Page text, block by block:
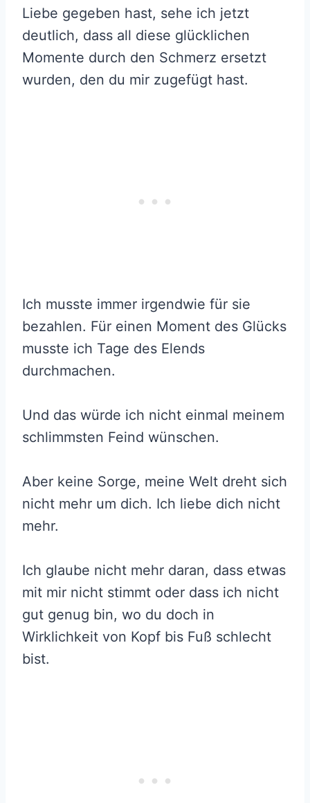
Liebe gegeben hast, sehe ich jetzt
deutlich, dass all diese glücklichen
Momente durch den Schmerz ersetzt
wurden, den du mir zugefügt hast.
Ich musste immer irgendwie für sie
bezahlen. Für einen Moment des Glücks
musste ich Tage des Elends
durchmachen.
Und das würde ich nicht einmal meinem
schlimmsten Feind wünschen.
Aber keine Sorge, meine Welt dreht sich
nicht mehr um dich. Ich liebe dich nicht
mehr.
Ich glaube nicht mehr daran, dass etwas
mit mir nicht stimmt oder dass ich nicht
gut genug bin, wo du doch in
Wirklichkeit von Kopf bis Fuß schlecht
bist.